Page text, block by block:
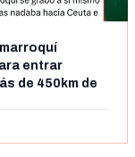
entrar
de 450km de